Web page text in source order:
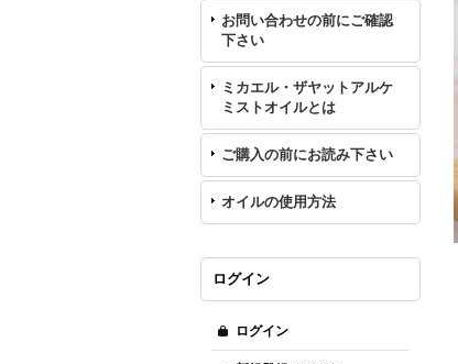
お問い合わせの前にご確認
下さい
ミカエル・ザヤットアルケ
ミストオイルとは
ご購入の前にお読み下さい
オイルの使用方法
ログイン
ログイン